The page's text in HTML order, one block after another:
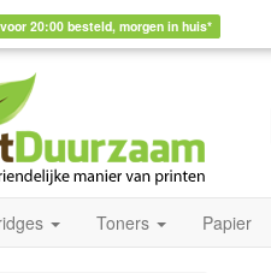
20:00 besteld, morgen in huis*
Toners Papier